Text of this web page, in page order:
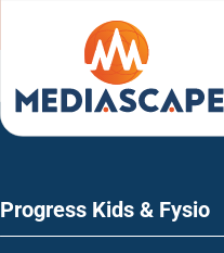
Progress Kids & Fysio